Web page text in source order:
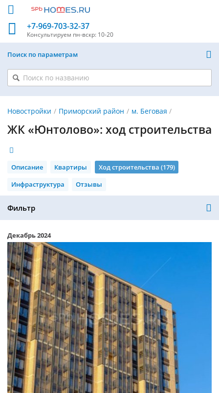
+7-969-703-32-37
Консультируем пн-вскр: 10-20
Поиск по параметрам
Новостройки Приморский район м. Беговая
ЖК «Юнтолово»: ход строительства
Описание Квартиры
Ход строительства (179)
Инфраструктура
Отзывы
Фильтр
Декабрь 2024